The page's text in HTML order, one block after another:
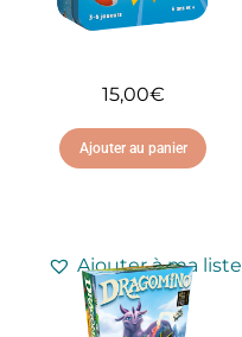
15,00€
Ajouter au panier
Ajouter à ma liste
d'envies